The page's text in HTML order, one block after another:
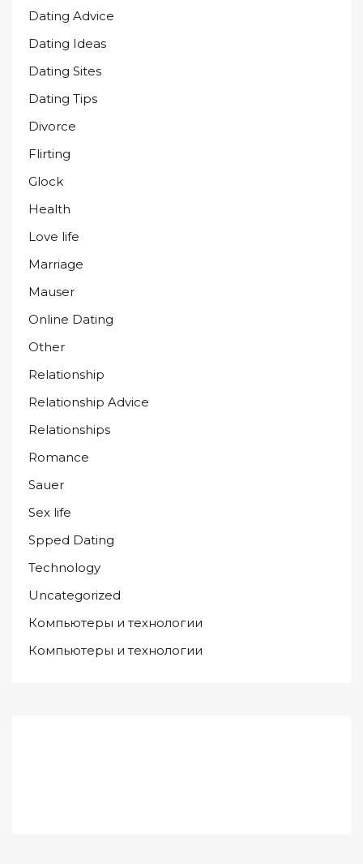
Dating Advice
Dating Ideas
Dating Sites
Dating Tips
Divorce
Flirting
Glock
Health
Love life
Marriage
Mauser
Online Dating
Other
Relationship
Relationship Advice
Relationships
Romance
Sauer
Sex life
Spped Dating
Technology
Uncategorized
Компьютеры и технологии
Компьютеры и технологии